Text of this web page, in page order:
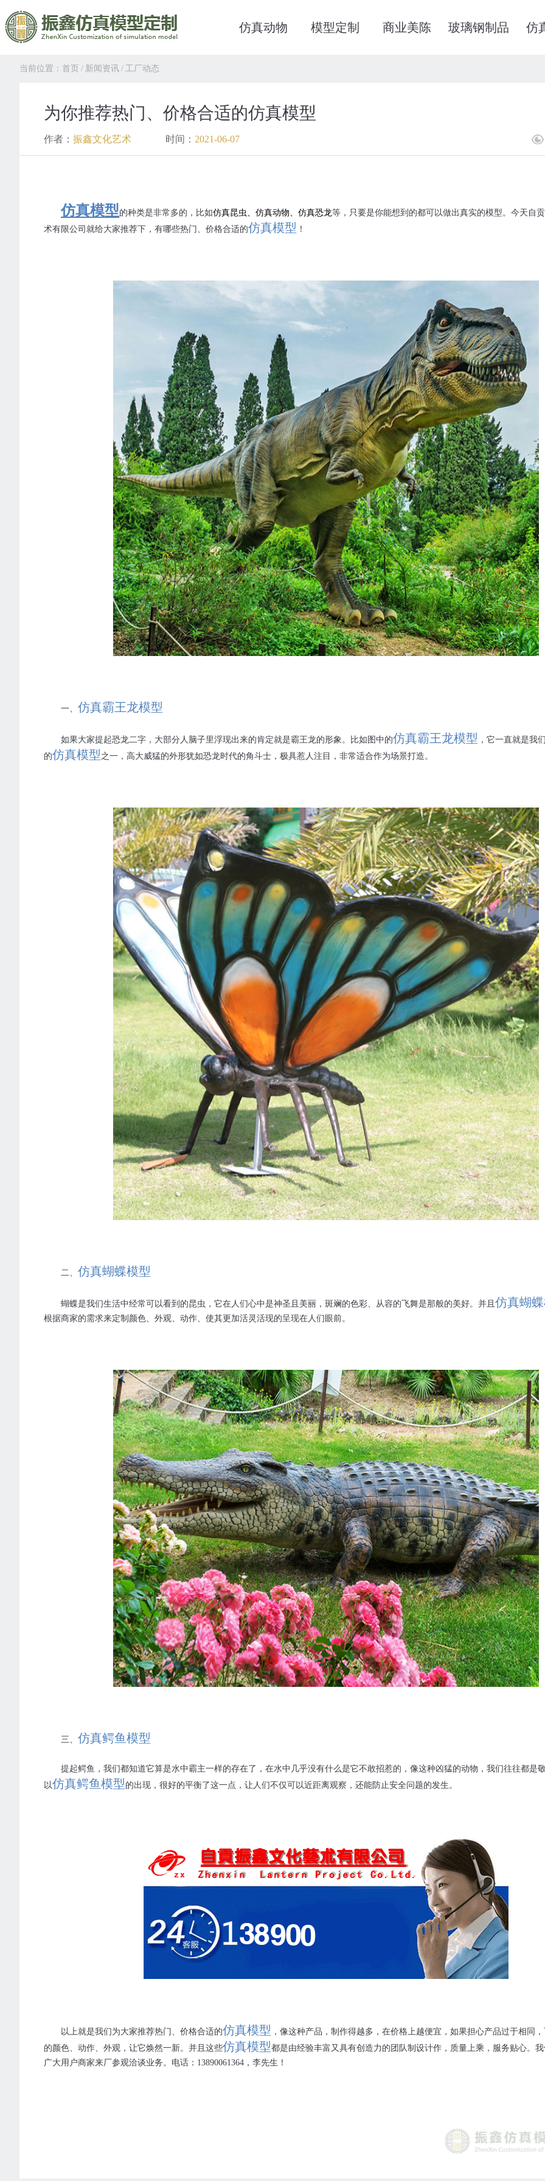
仿真动物 模型定制 商业美陈 玻璃钢制品 仿
当前位置： 首页 / 新闻资讯 / 工厂动态
为你推荐热门、价格合适的仿真模型
作者： 振鑫文化艺术 时间： 2021-06-07
仿真模型的种类是非常多的，比如仿真昆虫、仿真动物、仿真恐龙等，只要是你能想到的都可以做出真实的模型。今天自
术有限公司就给大家推荐下，有哪些热门、价格合适的仿真模型 ！
一、 仿真霸王龙模型
如果大家提起恐龙二字，大部分人脑子里浮现出来的肯定就是霸王龙的形象。比如图中的仿真霸王龙模型 ，它一直就是我
的仿真模型 之一，高大威猛的外形犹如恐龙时代的角斗士，极具惹人注目，非常适合作为场景打造。
二、 仿真蝴蝶模型
蝴蝶是我们生活中经常可以看到的昆虫，它在人们心中是神圣且美丽，斑斓的色彩、从容的飞舞是那般的美好。并且 仿真蝴
根据商家的需求来定制颜色、外观、动作、使其更加活灵活现的呈现在人们眼前。
三、 仿真鳄鱼模型
提起鳄鱼，我们都知道它算是水中霸主一样的存在了，在水中几乎没有什么是它不敢招惹的，像这种凶猛的动物，我们往往都是
以仿真鳄鱼模型 的出现，很好的平衡了这一点，让人们不仅可以近距离观察，还能防止安全问题的发生。
以上就是我们为大家推荐热门、价格合适的仿真模型 ， 像这种产品，制作得越多，在价格上越便宜，如果担心产品过于相同
的颜色、动作、外观，让它焕然一新。并且 这些仿真模型都是由经验丰富又具有创造力的团队制设计作，质量上乘，服务贴心。
广大用户商家来厂参观洽谈业务。电话： 13890061364 ，李先生！
布置主题公园用的仿真昆虫模型是如何制作的？
仿真昆虫模型就是运用现代
的科技手段，根据昆虫本身
的造型结构按照比例放大百
倍、千倍制作出逼真的仿真
模型，仿真昆虫的外观、造
型、动作等方面都非常逼
真，形体栩栩如生，动作惟
妙惟肖。
是日本
变身英
解的强
质和器
数千倍
曼能在
斗中凭
1 2 5 6